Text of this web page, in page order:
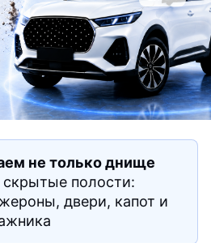
не только днище
скрытые полости:
двери, капот и